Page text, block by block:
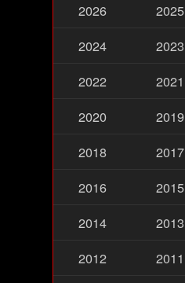
2026
2025
2024
2023
2022
2021
2020
2019
2018
2017
2016
2015
2014
2013
2012
2011